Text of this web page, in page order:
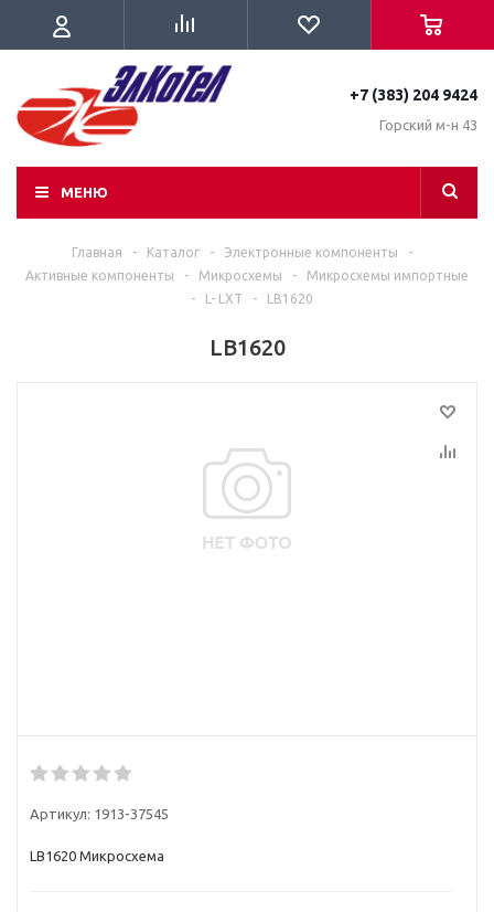
+7 (383) 204 9424
Горский м-н 43
МЕНЮ
Главная - Каталог - Электронные компоненты
-
Активные компоненты
- Микросхемы -
Микросхемы импортные
-
L- LXT - LB1620
LB1620
Артикул: 1913-37545
LB1620 Микросхема